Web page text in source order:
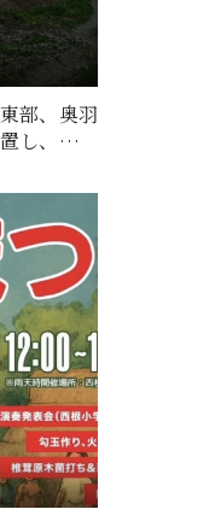
部、奥羽
し、連峰